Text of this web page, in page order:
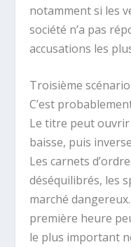
notamment si les
société n’a pas
accusations les
Troisième
C’est
Le titre peut
baisse, puis
Les carnets
déséquilibrés, les
marché
première heure
le plus important